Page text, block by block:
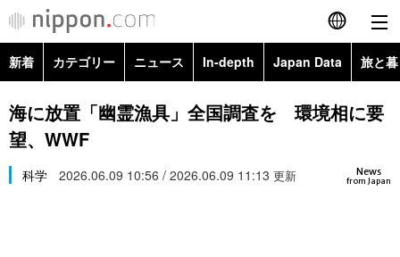
English
简体字
カテゴリー
新着 カテゴリー ニュース In-depth Japan Data 旅と
政治・外交
経済・ビジネス
Topics
海に放置「幽霊漁具」全国調査を 環境相に要
望、WWF
News
from Japan
科学 2026.06.09 10:56 / 2026.06.09 11:13 更新